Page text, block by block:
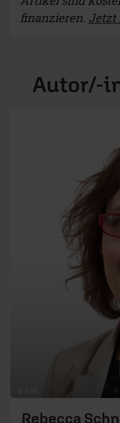
finanzieren. Jetzt
Autor/-
Rebecca